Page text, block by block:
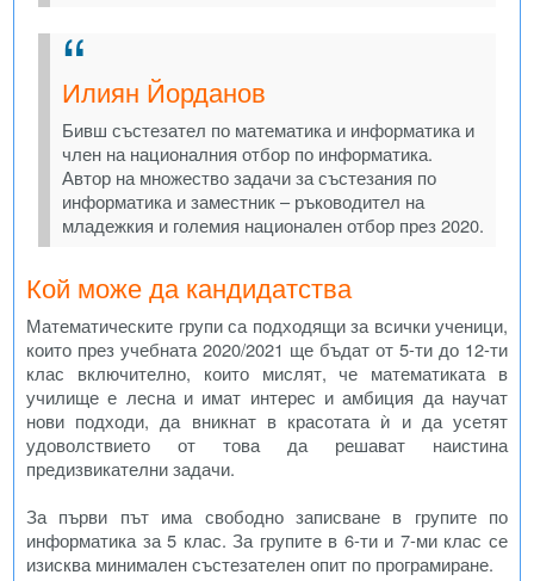
Илиян Йорданов
Бивш състезател по математика и информатика и
член на националния отбор по информатика.
Автор на множество задачи за състезания по
информатика и заместник – ръководител на
младежкия и големия национален отбор през 2020.
Кой може да кандидатства
Математическите групи са подходящи за всички ученици,
които през учебната 2020/2021 ще бъдат от 5-ти до 12-ти
клас включително, които мислят, че математиката в
училище е лесна и имат интерес и амбиция да научат
нови подходи, да вникнат в красотата ѝ и да усетят
удоволствието от това да решават наистина
предизвикателни задачи.
За първи път има свободно записване в групите по
информатика за 5 клас. За групите в 6-ти и 7-ми клас се
изисква минимален състезателен опит по програмиране.